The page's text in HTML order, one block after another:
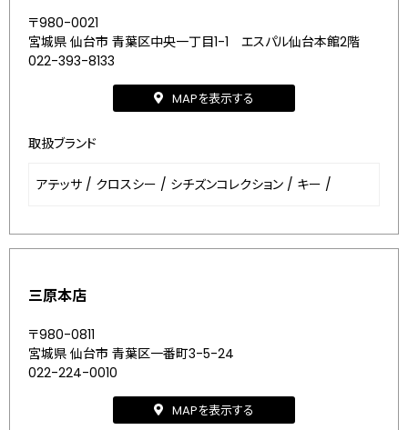
〒980-0021
宮城県 仙台市 青葉区中央一丁目1-1 エスパル仙台本館2階
022-393-8133
MAPを表示する
取扱ブランド
アテッサ / クロスシー / シチズンコレクション / キー /
三原本店
〒980-0811
宮城県 仙台市 青葉区一番町3-5-24
022-224-0010
MAPを表示する